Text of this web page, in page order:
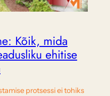
Kõik, mida
ehitise
protsessi ei tohiks